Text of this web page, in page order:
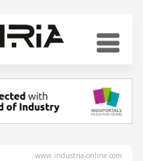
www.industria-online.com